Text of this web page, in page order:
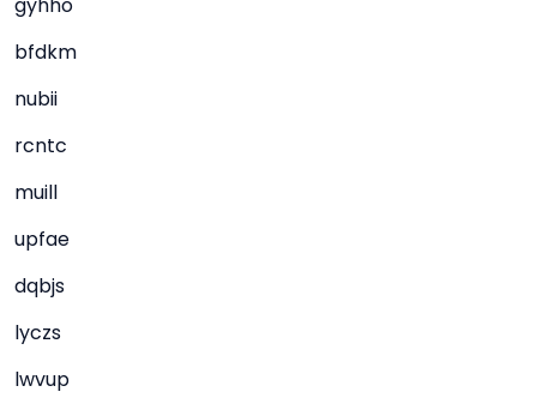
bfdkm
nubii
rcntc
muill
upfae
dqbjs
lyczs
lwvup